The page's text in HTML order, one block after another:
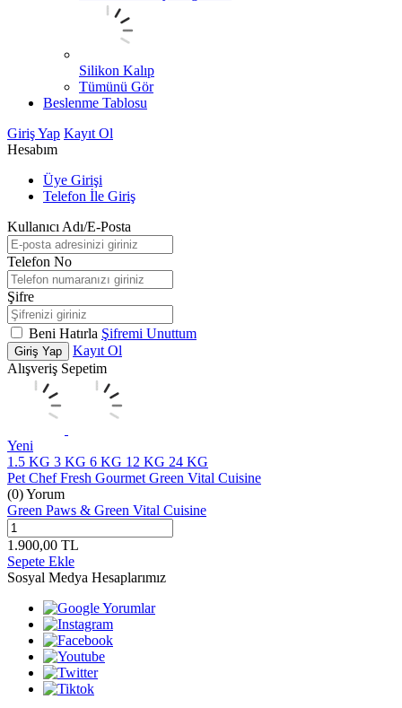
Silikon Kalıp
Tümünü Gör
Beslenme Tablosu
Giriş Yap Kayıt Ol
Hesabım
Üye Girişi
Telefon İle Giriş
Kullanıcı Adı/E-Posta
Telefon No
Şifre
Beni Hatırla Şifremi Unuttum
Giriş Yap
Kayıt Ol
Alışveriş Sepetim
Yeni
1.5 KG 3 KG 6 KG 12 KG 24 KG
Pet Chef Fresh Gourmet Green Vital Cuisine
(0) Yorum
Green Paws & Green Vital Cuisine
1.900,00 TL
Sepete Ekle
Sosyal Medya Hesaplarımız